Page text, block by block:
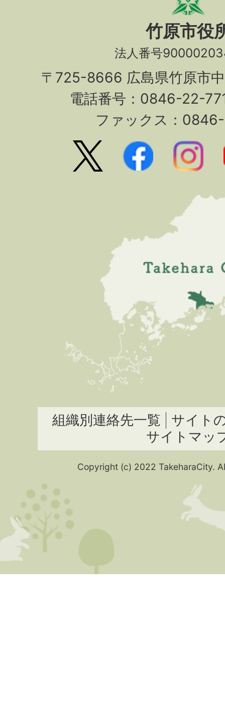
竹原市役
法人番号
〒725-8666 広島県竹原市
電話番号：0846-22-
ファックス：
組織別連絡先一覧
サイト
サイトマッ
Copyright (c) 2022 TakeharaCity.